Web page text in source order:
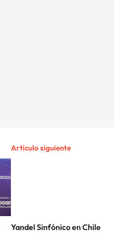
Artículo siguiente
Yandel Sinfónico en Chile